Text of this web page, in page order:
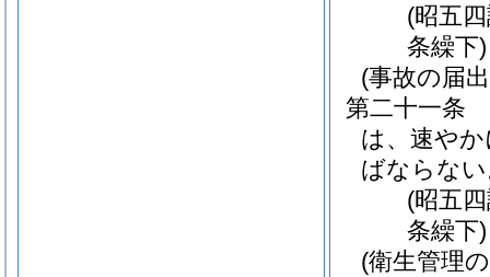
(昭五
条繰下)
(事故の届
第二十一条
は、速や
ばならな
(昭五
条繰下)
(衛生管理